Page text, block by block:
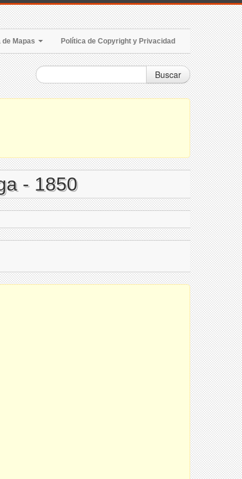
de Mapas Política de Copyright y Privacidad
Buscar
- 1850